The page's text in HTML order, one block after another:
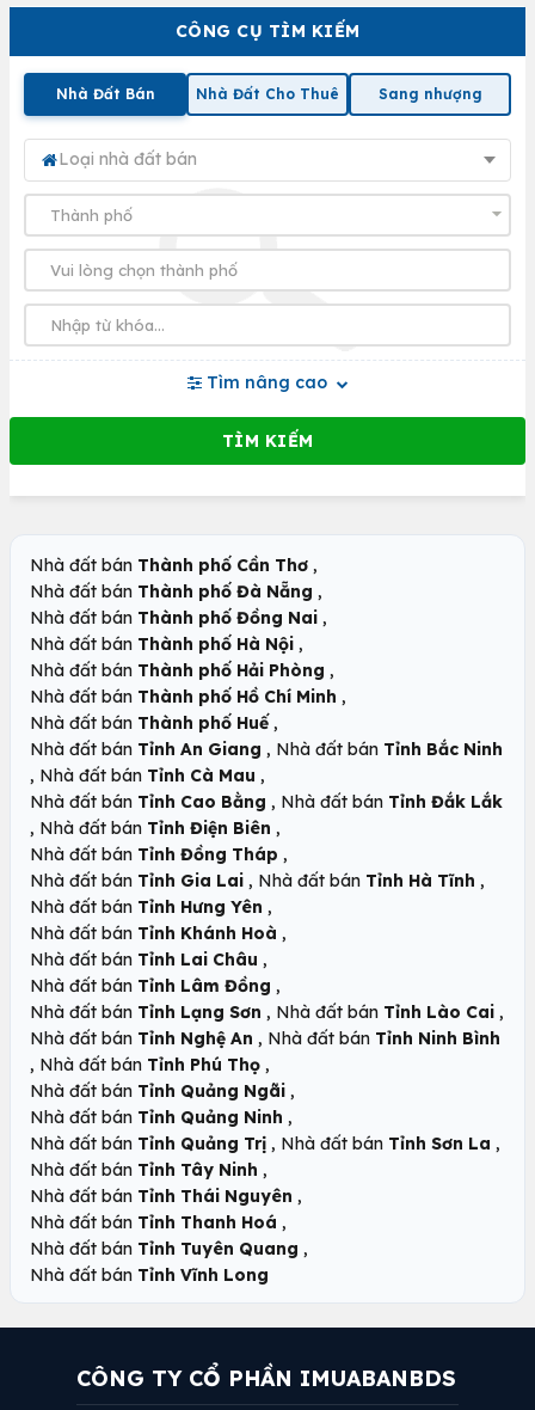
CÔNG CỤ TÌM KIẾM
Nhà Đất Bán Nhà Đất Cho Thuê Sang nhượng
Loại nhà đất bán
Tìm nâng cao
Nhà đất bán Thành phố Cần Thơ ,
Nhà đất bán Thành phố Đà Nẵng ,
Nhà đất bán Thành phố Đồng Nai ,
Nhà đất bán Thành phố Hà Nội ,
Nhà đất bán Thành phố Hải Phòng ,
Nhà đất bán Thành phố Hồ Chí Minh ,
Nhà đất bán Thành phố Huế ,
Nhà đất bán Tỉnh An Giang , Nhà đất bán Tỉnh Bắc Ninh
, Nhà đất bán Tỉnh Cà Mau ,
Nhà đất bán Tỉnh Cao Bằng , Nhà đất bán Tỉnh Đắk Lắk
, Nhà đất bán Tỉnh Điện Biên ,
Nhà đất bán Tỉnh Đồng Tháp ,
Nhà đất bán Tỉnh Gia Lai , Nhà đất bán Tỉnh Hà Tĩnh ,
Nhà đất bán Tỉnh Hưng Yên ,
Nhà đất bán Tỉnh Khánh Hoà ,
Nhà đất bán Tỉnh Lai Châu ,
Nhà đất bán Tỉnh Lâm Đồng ,
Nhà đất bán Tỉnh Lạng Sơn , Nhà đất bán Tỉnh Lào Cai ,
Nhà đất bán Tỉnh Nghệ An , Nhà đất bán Tỉnh Ninh Bình
, Nhà đất bán Tỉnh Phú Thọ ,
Nhà đất bán Tỉnh Quảng Ngãi ,
Nhà đất bán Tỉnh Quảng Ninh ,
Nhà đất bán Tỉnh Quảng Trị , Nhà đất bán Tỉnh Sơn La ,
Nhà đất bán Tỉnh Tây Ninh ,
Nhà đất bán Tỉnh Thái Nguyên ,
Nhà đất bán Tỉnh Thanh Hoá ,
Nhà đất bán Tỉnh Tuyên Quang ,
Nhà đất bán Tỉnh Vĩnh Long
CÔNG TY CỔ PHẦN IMUABANBDS